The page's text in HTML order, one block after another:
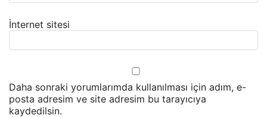
İnternet sitesi
Daha sonraki yorumlarımda kullanılması için adım, e-
posta adresim ve site adresim bu tarayıcıya
kaydedilsin.